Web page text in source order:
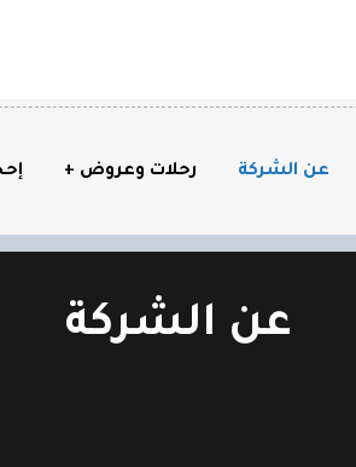
عن الشركة رحلات وعروض
عن الشركة